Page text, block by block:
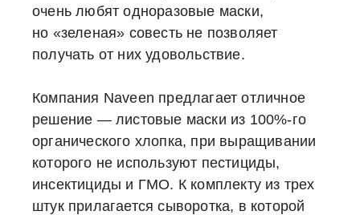
очень любят одноразовые маски,
но «зеленая» совесть не позволяет
получать от них удовольствие.
Компания Naveen предлагает отличное
решение — листовые маски из 100%-го
органического хлопка, при выращивании
которого не используют пестициды,
инсектициды и ГМО. К комплекту из трех
штук прилагается сыворотка, в которой